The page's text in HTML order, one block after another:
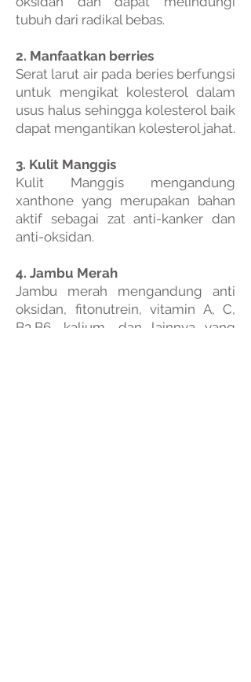
tubuh dari radikal bebas.
2. Manfaatkan berries
Serat larut air pada beries berfungsi
untuk mengikat kolesterol dalam
usus halus sehingga kolesterol baik
dapat mengantikan kolesterol jahat.
3. Kulit Manggis
Kulit Manggis mengandung
xanthone yang merupakan bahan
aktif sebagai zat anti-kanker dan
anti-oksidan.
4. Jambu Merah
Jambu merah mengandung anti
oksidan, fitonutrein, vitamin A, C,
B3,B6, kalium, dan lainnya yang